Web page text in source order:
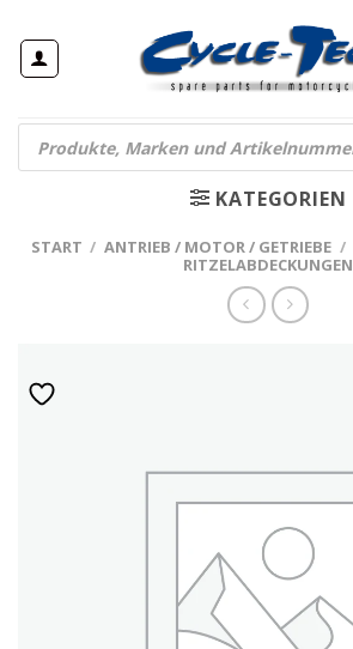
Inhalt
springen
Products
search
KATEGORIEN
START / ANTRIEB / MOTOR / GETRIEBE /
RITZELABDECKUNGEN